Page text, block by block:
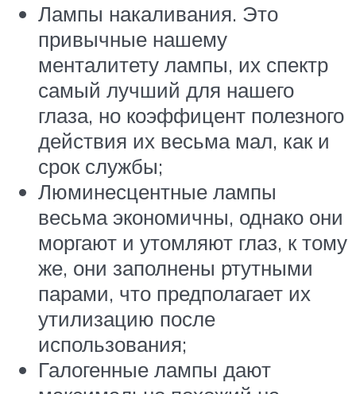
Лампы накаливания. Это
привычные нашему
менталитету лампы, их спектр
самый лучший для нашего
глаза, но коэффицент полезного
действия их весьма мал, как и
срок службы;
Люминесцентные лампы
весьма экономичны, однако они
моргают и утомляют глаз, к тому
же, они заполнены ртутными
парами, что предполагает их
утилизацию после
использования;
Галогенные лампы дают